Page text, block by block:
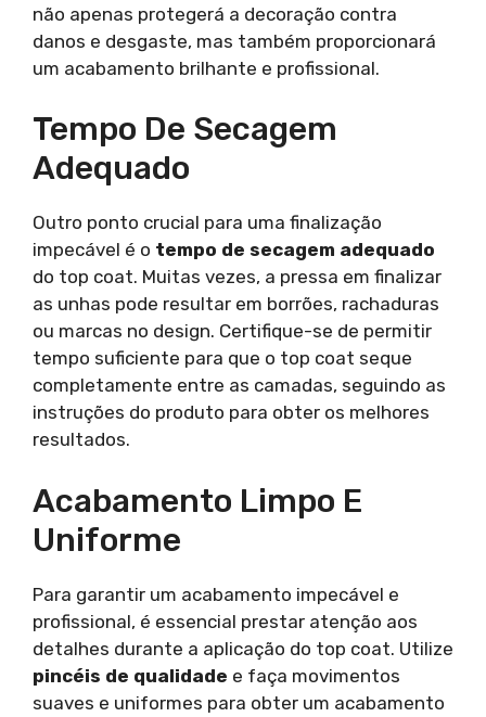
não apenas protegerá a decoração contra
danos e desgaste, mas também proporcionará
um acabamento brilhante e profissional.
Tempo De Secagem
Adequado
Outro ponto crucial para uma finalização
impecável é o tempo de secagem adequado
do top coat. Muitas vezes, a pressa em finalizar
as unhas pode resultar em borrões, rachaduras
ou marcas no design. Certifique-se de permitir
tempo suficiente para que o top coat seque
completamente entre as camadas, seguindo as
instruções do produto para obter os melhores
resultados.
Acabamento Limpo E
Uniforme
Para garantir um acabamento impecável e
profissional, é essencial prestar atenção aos
detalhes durante a aplicação do top coat. Utilize
pincéis de qualidade e faça movimentos
suaves e uniformes para obter um acabamento